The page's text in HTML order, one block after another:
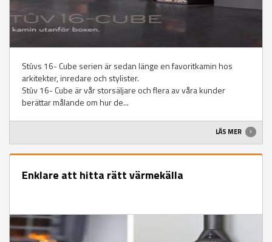
Stûvs 16- Cube serien är sedan länge en favoritkamin hos
arkitekter, inredare och stylister.
Stûv 16- Cube är vår storsäljare och flera av våra kunder
berättar målande om hur de...
LÄS MER
Enklare att hitta rätt värmekälla